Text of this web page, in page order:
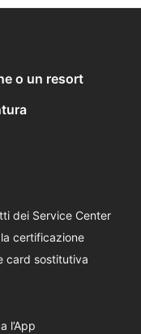
o un resort
dei Service Center
certificazione
card sostitutiva
l’App